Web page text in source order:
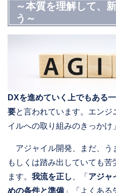
～本質を理解して、
う～
DXを進めていく上でもある
要と言われています。エン
イルへの取り組みのきっかけ
アジャイル開発、まだ、う
もしくは踏み出していても
ます。 我流を正し 、「 アジャ
めの条件と準備 」「よくあ